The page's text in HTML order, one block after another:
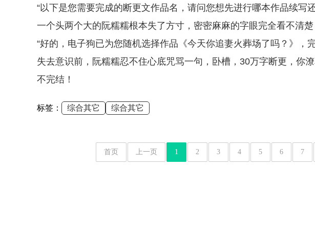
“以下是您需要完成的断更文作品名，请问您想先进行哪本作品续写
一个头两个大的阮糯糯根本失了方寸，密密麻麻的字眼完全看不清
“好的，电子狗已为您随机选择作品《今天你追妻火葬场了吗？》，
失去意识前，阮糯糯忍不住心底咒骂一句，卧槽，30万字断更，你
不完结！
标签： 综合其它 综合其它
首页 上一页 1 2 3 4 5 6 7